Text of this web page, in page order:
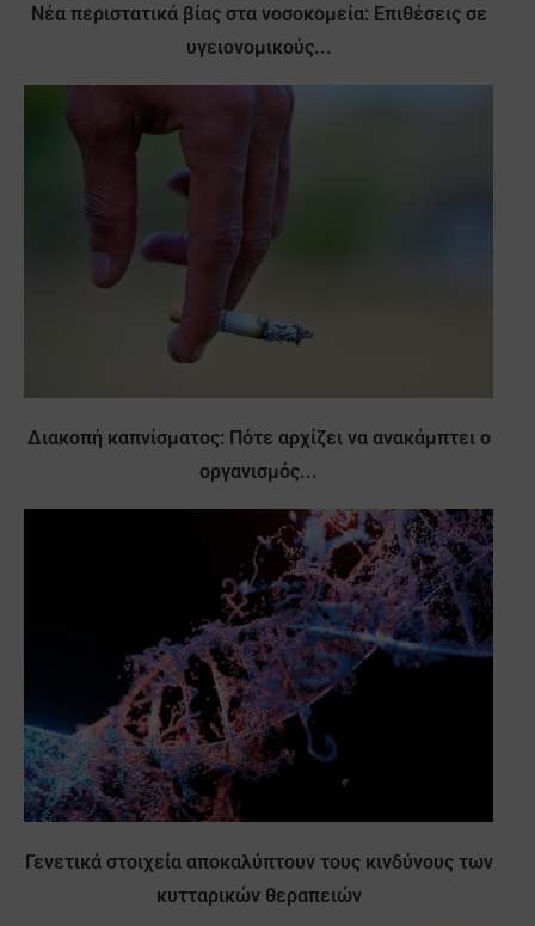
Νέα περιστατικά βίας στα νοσοκομεία: Επιθέσεις σε
υγειονομικούς...
Διακοπή καπνίσματος: Πότε αρχίζει να ανακάμπτει ο
οργανισμός...
Γενετικά στοιχεία αποκαλύπτουν τους κινδύνους των
κυτταρικών θεραπειών